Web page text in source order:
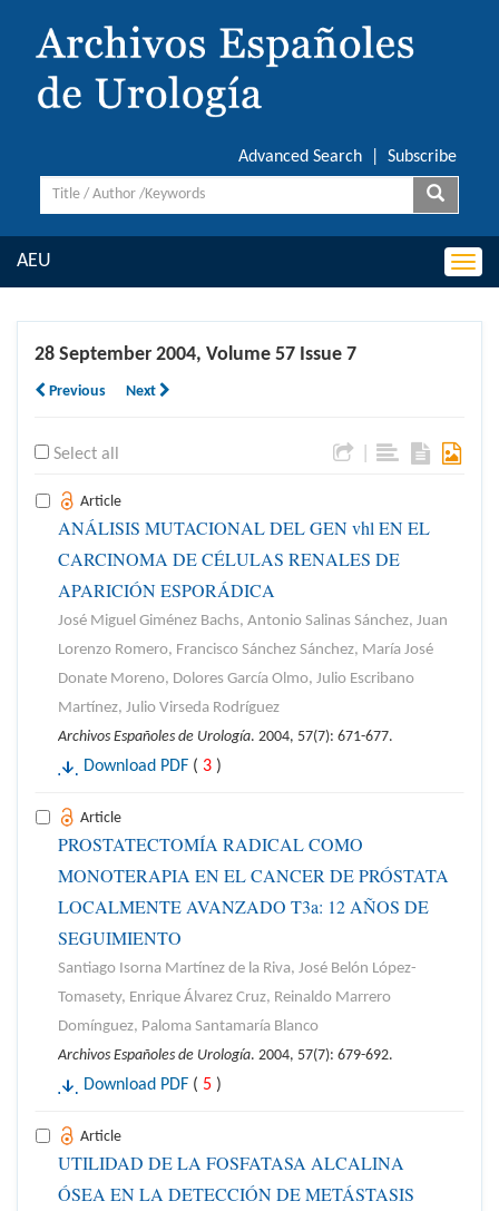
Advanced Search Subscribe
AEU
28 September 2004, Volume 57 Issue 7
Previous Next
Select all
Article
ANÁLISIS MUTACIONAL DEL GEN vhl EN EL
CARCINOMA DE CÉLULAS RENALES DE
APARICIÓN ESPORÁDICA
José Miguel Giménez Bachs, Antonio Salinas Sánchez, Juan
Lorenzo Romero, Francisco Sánchez Sánchez, María José
Donate Moreno, Dolores García Olmo, Julio Escribano
Martínez, Julio Virseda Rodríguez
Archivos Españoles de Urología. 2004, 57(7): 671-677.
Download PDF ( 3 )
Article
PROSTATECTOMÍA RADICAL COMO
MONOTERAPIA EN EL CANCER DE PRÓSTATA
LOCALMENTE AVANZADO T3a: 12 AÑOS DE
SEGUIMIENTO
Santiago Isorna Martínez de la Riva, José Belón López-
Tomasety, Enrique Álvarez Cruz, Reinaldo Marrero
Domínguez, Paloma Santamaría Blanco
Archivos Españoles de Urología. 2004, 57(7): 679-692.
Download PDF ( 5 )
Article
UTILIDAD DE LA FOSFATASA ALCALINA
ÓSEA EN LA DETECCIÓN DE METÁSTASIS